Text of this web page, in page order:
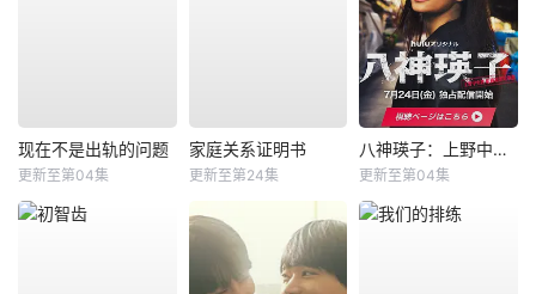
现在不是出轨的问题
更新至第04集
家庭关系证明书
更新至第24集
八神瑛子：上野中央署组织犯罪对策课
更新至第04集